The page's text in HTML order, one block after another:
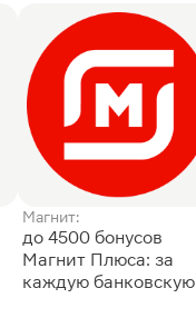
Магнит:
до 4500 бонусов
Магнит Плюса: за
каждую банковскую